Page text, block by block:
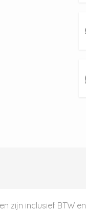
zijn inclusief BTW en